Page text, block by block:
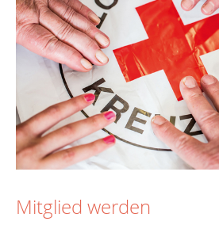
Mitglied werden